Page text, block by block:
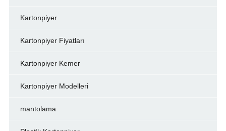
Kartonpiyer
Kartonpiyer Fiyatları
Kartonpiyer Kemer
Kartonpiyer Modelleri
mantolama